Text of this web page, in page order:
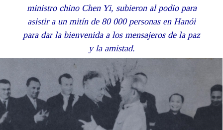
ministro chino Chen Yi, subieron al podio para
asistir a un mitín de 80 000 personas en Hanói
para dar la bienvenida a los mensajeros de la paz
y la amistad.